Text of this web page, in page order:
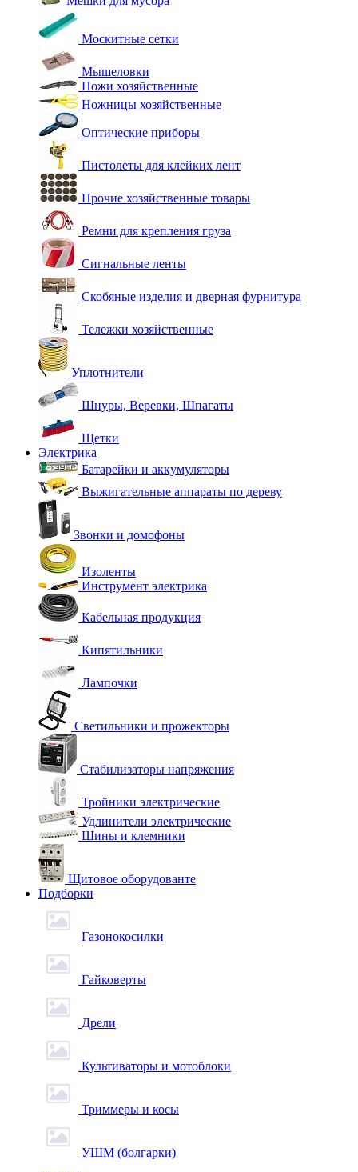
Москитные сетки
Мышеловки
Ножи хозяйственные
Ножницы хозяйственные
Оптические приборы
Пистолеты для клейких лент
Прочие хозяйственные товары
Ремни для крепления груза
Сигнальные ленты
Скобяные изделия и дверная фурнитура
Тележки хозяйственные
Уплотнители
Шнуры, Веревки, Шпагаты
Щетки
Электрика
Батарейки и аккумуляторы
Выжигательные аппараты по дереву
Звонки и домофоны
Изоленты
Инструмент электрика
Кабельная продукция
Кипятильники
Лампочки
Светильники и прожекторы
Стабилизаторы напряжения
Тройники электрические
Удлинители электрические
Шины и клемники
Щитовое оборудованте
Подборки
Газонокосилки
Гайковерты
Дрели
Культиваторы и мотоблоки
Триммеры и косы
УШМ (болгарки)